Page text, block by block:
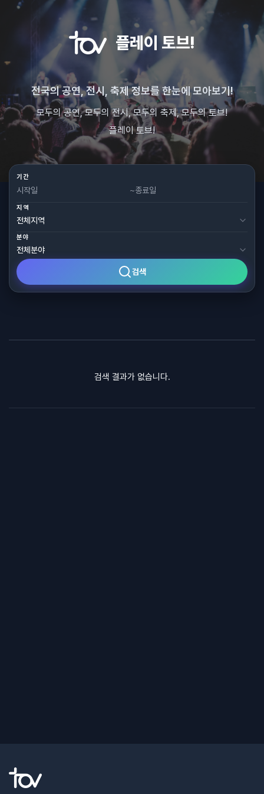
플레이 토브!
전국의 공연, 전시, 축제 정보를 한눈에 모아보기!
모두의 공연, 모두의 전시, 모두의 축제, 모두의 토브!
플레이 토브!
기간
~
지역
분야
검색
검색 결과가 없습니다.